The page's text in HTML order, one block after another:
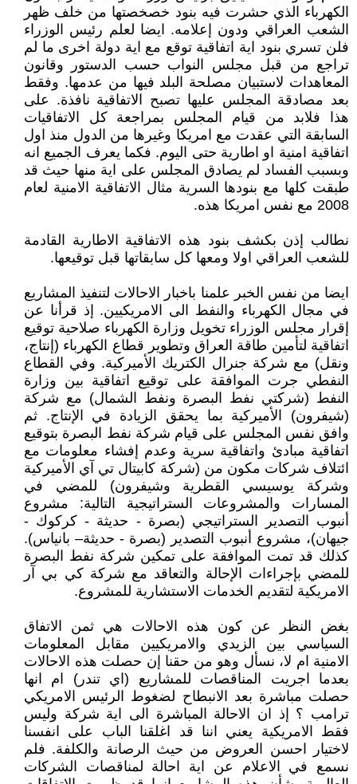
الكهرباء الذي حشرت فيه بنود خصخصتها من خلف ظهر
الشعب العراقي ودون إعلامه. ايضا لعلم رئيس الوزراء
فلن تسري بنود اية اتفاقية توقع مع اية دولة اخرى ما لم
تراجع من قبل مجلس النواب حسب الدستور وقانون
المعاهدات لاستبيان مصلحة البلد فيها من عدمها. وفقط
بعد مصادقة المجلس عليها تصبح الاتفاقية نافذة. على
هذا فلابد من قيام المجلس بمراجعة كل الاتفاقيات
السابقة التي عقدت مع امريكا وغيرها من الدول منذ اول
اتفاقية امنية او اطارية حتى اليوم. فكما يعرف الجميع انه
وبسبب الفساد لم يصادق المجلس على اية منها حيث قد
طبقت كلها مع بنودها السرية مثال الاتفاقية الامنية لعام
2008 مع نفس امريكا هذه.
نطالب إذن بكشف بنود هذه الاتفاقية الاطارية القادمة
للشعب العراقي اولا ومعها كل سابقاتها قبل توقيعها.
ايضا من نفس الخبر علمنا باخبار الاحالات لتنفيذ المشاريع
في مجال الكهرباء والنفط الى الامريكيين. إذ قرأنا عن
إقرار مجلس الوزراء تخويل وزارة الكهرباء صلاحية توقيع
اتفاقية لتأمين طاقة العراق وتطوير قطاع الكهرباء (إنتاج،
ونقل) مع شركة جنرال الكتريك الأميركية. وفي القطاع
النفطي جرت الموافقة على توقيع اتفاقية بين وزارة
النفط (شركتي نفط البصرة ونفط الشمال) مع شركة
(شيفرون) الأميركية بما يحقق الزيادة في الإنتاج. ثم
وافق نفس المجلس على قيام شركة نفط البصرة بتوقيع
اتفاقية مبادئ واتفاقية سرية وعدم إفشاء معلومات مع
ائتلاف شركات مكون من (شركة كابيتال تي آي الأميركية
وشركة يوسيسي القطرية وشيفرون) للمضي في
المسارات والمشروعات الستراتيجية التالية: مشروع
أنبوب التصدير الستراتيجي (بصرة - حديثة - كركوك -
جيهان)، مشروع أنبوب التصدير (بصرة - حديثة– بانياس).
كذلك قد تمت الموافقة على تمكين شركة نفط البصرة
للمضي بإجراءات الإحالة والتعاقد مع شركة كي بي آر
الامريكية لتقديم الخدمات الاستشارية للمشروع.
بغض النظر عن كون هذه الاحالات هي ثمن الاتفاق
السياسي بين الزيدي والامريكيين مقابل المعلومات
الامنية ام لا، نسأل وهو من حقنا إن حصلت هذه الاحالات
بعدما اجريت المناقصات للمشاريع (اي تندر) ام انها
حصلت مباشرة بعد الانبطاح لضغوط الرئيس الامريكي
ترامب ؟ إذ ان الاحالة المباشرة الى اية شركة وليس
فقط الامريكية يعني اننا قد اغلقنا الباب على انفسنا
لاختيار احسن العروض من حيث الرصانة والكلفة. فلم
نسمع في الاعلام عن اية احالة لمناقصات الشركات